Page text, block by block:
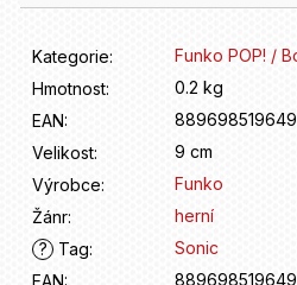
Kategorie:
Funko POP! /
Hmotnost:
0.2 kg
EAN:
889698519649
Velikost:
9 cm
Výrobce:
Funko
Žánr:
herní
?
Tag:
Sonic
889698519649
e